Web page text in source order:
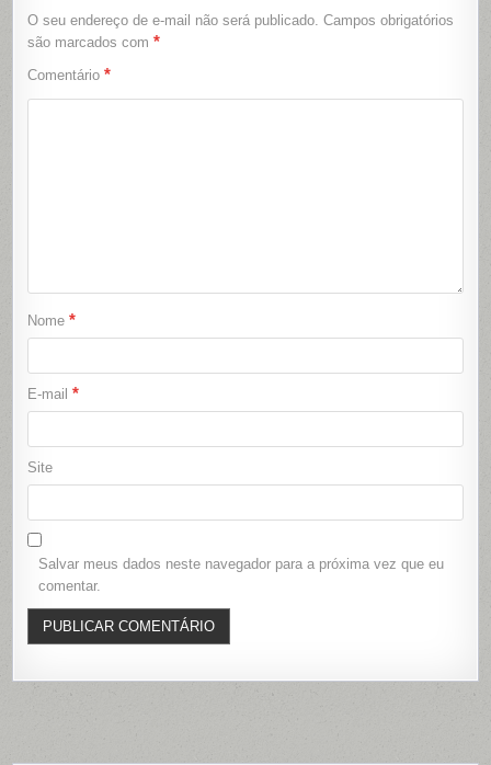
O seu endereço de e-mail não será publicado. Campos obrigatórios
são marcados com*
Comentário*
Nome*
E-mail*
Site
Salvar meus dados neste navegador para a próxima vez que eu
comentar.